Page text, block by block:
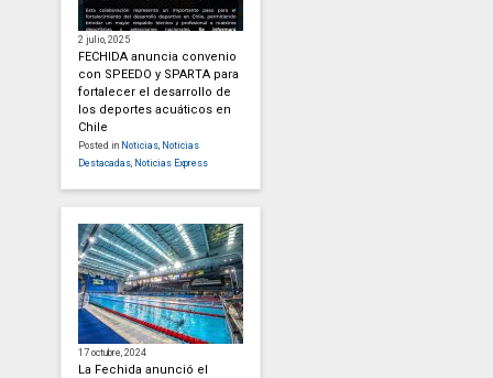
2 julio, 2025
FECHIDA anuncia convenio
con SPEEDO y SPARTA para
fortalecer el desarrollo de
los deportes acuáticos en
Chile
Posted in Noticias Noticias
Destacadas Noticias Express
17 octubre, 2024
La Fechida anunció el